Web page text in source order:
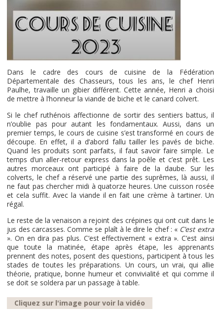
Dans le cadre des cours de cuisine de la Fédération
Départementale des Chasseurs, tous les ans, le chef Henri
Paulhe, travaille un gibier différent. Cette année, Henri a choisi
de mettre à l’honneur la viande de biche et le canard colvert.
Si le chef ruthénois affectionne de sortir des sentiers battus, il
n’oublie pas pour autant les fondamentaux. Aussi, dans un
premier temps, le cours de cuisine s’est transformé en cours de
découpe. En effet, il a d’abord fallu tailler les pavés de biche.
Quand les produits sont parfaits, il faut savoir faire simple. Le
temps d’un aller-retour express dans la poêle et c’est prêt. Les
autres morceaux ont participé à faire de la daube. Sur les
colverts, le chef a réservé une partie des suprêmes, là aussi, il
ne faut pas chercher midi à quatorze heures. Une cuisson rosée
et cela suffit. Avec la viande il en fait une crème à tartiner. Un
régal.
Le reste de la venaison a rejoint des crépines qui ont cuit dans le
jus des carcasses. Comme se plaît à le dire le chef : « C’est extra
». On en dira pas plus. C’est effectivement « extra ». C’est ainsi
que toute la matinée, étape après étape, les apprenants
prennent des notes, posent des questions, participent à tous les
stades de toutes les préparations. Un cours, un vrai, qui allie
théorie, pratique, bonne humeur et convivialité et qui comme il
se doit se soldera par un passage à table.
Cliquez sur l'image pour voir la vidéo